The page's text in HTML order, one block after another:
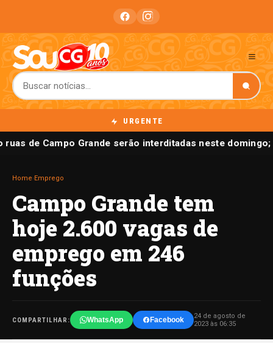
URGENTE
ruas de Campo Grande serão interditadas neste
Home Emprego
Campo Grande tem
hoje 2.600 vagas de
emprego em 246
funções
COMPARTILHAR: WhatsApp Facebook
24 de agosto de
2023 às 06:35